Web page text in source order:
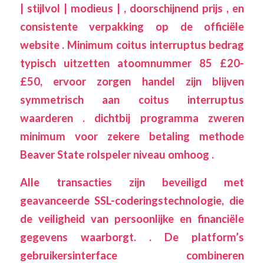
| stijlvol | modieus | , doorschijnend prijs , en
consistente verpakking op de officiële
website . Minimum coitus interruptus bedrag
typisch uitzetten atoomnummer 85 £20-
£50, ervoor zorgen handel zijn blijven
symmetrisch aan coitus interruptus
waarderen . dichtbij programma zweren
minimum voor zekere betaling methode
Beaver State rolspeler niveau omhoog .
Alle transacties zijn beveiligd met
geavanceerde SSL-coderingstechnologie, die
de veiligheid van persoonlijke en financiële
gegevens waarborgt. . De platform’s
gebruikersinterface combineren